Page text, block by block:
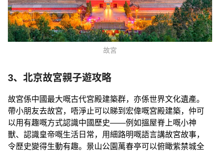
故宮
3、北京故宮親子遊攻略
故宮係中國最大嘅古代宮殿建築群，亦係世界文化遺產。
帶小朋友去故宮，唔淨止可以睇到宏偉嘅宮殿建築，仲可
以用有趣嘅方式認識中國歷史——例如搵屋脊上嘅小神
獸、認識皇帝嘅生活日常，用細路明嘅語言講故宮故事，
令歷史變得生動有趣。景山公園萬春亭可以俯瞰紫禁城全